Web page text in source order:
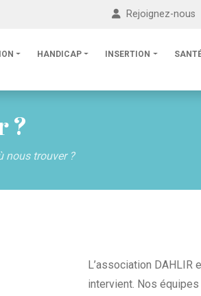
Rejoignez-nous
HANDICAP INSERTION
?
nous trouver ?
L’association
intervient. Nos